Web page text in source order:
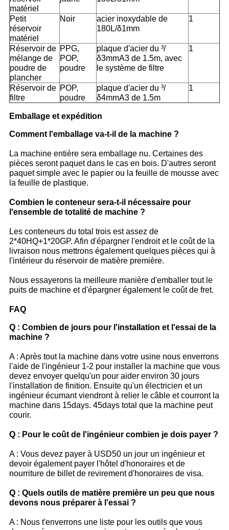
matériel
Petit
réservoir
matériel
Noir
acier inoxydable de
180L/δ1mm
1
Réservoir de
mélange de
poudre de
plancher
PPG,
POP,
poudre
plaque d'acier du ³/
δ3mmA3 de 1.5m, avec
le système de filtre
1
Réservoir de
filtre
POP,
poudre
plaque d'acier du ³/
δ4mmA3 de 1.5m
1
Emballage et expédition
Comment l'emballage va-t-il de la machine ?
La machine entière sera emballage nu. Certaines des
pièces seront paquet dans le cas en bois. D'autres seront
paquet simple avec le papier ou la feuille de mousse avec
la feuille de plastique.
Combien le conteneur sera-t-il nécessaire pour
l'ensemble de totalité de machine ?
Les conteneurs du total trois est assez de
2*40HQ+1*20GP. Afin d'épargner l'endroit et le coût de la
livraison nous mettrons également quelques pièces qui à
l'intérieur du réservoir de matière première.
Nous essayerons la meilleure manière d'emballer tout le
puits de machine et d'épargner également le coût de fret.
FAQ
Q : Combien de jours pour l'installation et l'essai de la
machine ?
A : Après tout la machine dans votre usine nous enverrons
l'aide de l'ingénieur 1-2 pour installer la machine que vous
devez envoyer quelqu'un pour aider environ 30 jours
l'installation de finition. Ensuite qu'un électricien et un
ingénieur écumant viendront à relier le câble et courront la
machine dans 15days. 45days total que la machine peut
courir.
Q : Pour le coût de l'ingénieur combien je dois payer ?
A : Vous devez payer à USD50 un jour un ingénieur et
devoir également payer l'hôtel d'honoraires et de
nourriture de billet de revirement d'honoraires de visa.
Q : Quels outils de matière première un peu que nous
devons nous préparer à l'essai ?
A : Nous t'enverrons une liste pour les outils que vous